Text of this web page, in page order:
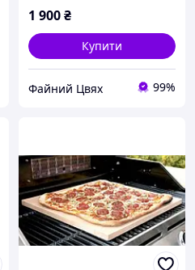
1 900₴
Купити
Файний Цвях 99%